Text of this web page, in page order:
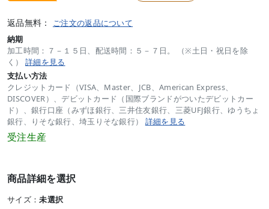
返品無料： ご注文の返品について
納期
加工時間：７－１５日、配送時間：５－７日。 （※土日・祝日を除
く） 詳細を見る
支払い方法
クレジットカード（VISA、Master、JCB、American Express、
DISCOVER）、デビットカード（国際ブランドがついたデビットカー
ド）、銀行口座（みずほ銀行、三井住友銀行、三菱UFJ銀行、ゆうちょ
銀行、りそな銀行、埼玉りそな銀行） 詳細を見る
受注生産
商品詳細を選択
サイズ：未選択